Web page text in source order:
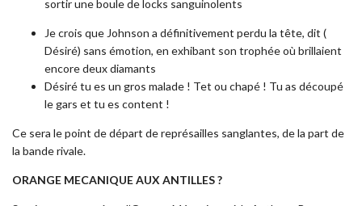
sortir une boule de locks sanguinolents
Je crois que Johnson a définitivement perdu la tête, dit (
Désiré) sans émotion, en exhibant son trophée où brillaient
encore deux diamants
Désiré tu es un gros malade ! Tet ou chapé ! Tu as découpé
le gars et tu es content !
Ce sera le point de départ de représailles sanglantes, de la part de
la bande rivale.
ORANGE MECANIQUE AUX ANTILLES ?